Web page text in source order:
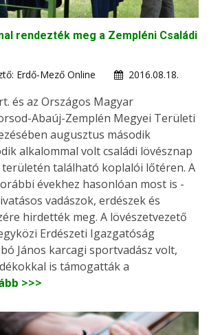
rendezték meg a Zempléni Családi
Erdő-Mező Online
2016.08.18.
és az Országos Magyar
Abaúj-Zemplén Megyei Területi
augusztus második
alkalommal volt családi lövésznap
területén található koplalói lőtéren. A
évekhez hasonlóan most is -
vadászok, erdészek és
hirdették meg. A lövészetvezető
Erdészeti Igazgatóság
János karcagi sportvadász volt,
is támogatták a
>>>